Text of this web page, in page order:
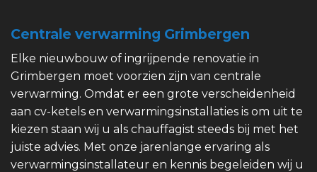
Centrale verwarming Grimbergen
Elke nieuwbouw of ingrijpende renovatie in
Grimbergen moet voorzien zijn van centrale
verwarming. Omdat er een grote verscheidenheid
aan cv-ketels en verwarmingsinstallaties is om uit te
kiezen staan wij u als chauffagist steeds bij met het
juiste advies. Met onze jarenlange ervaring als
verwarmingsinstallateur en kennis begeleiden wij u